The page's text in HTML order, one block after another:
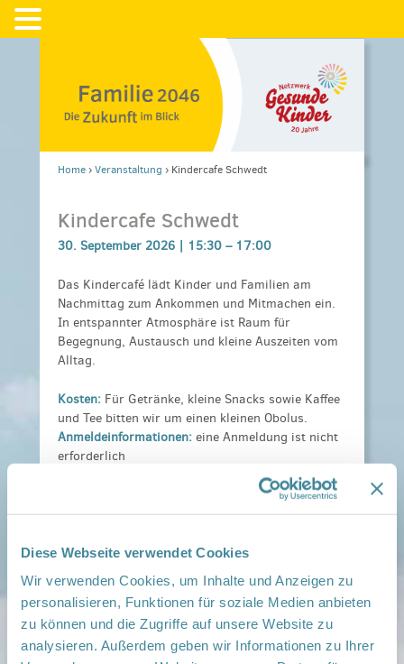
Diese Webseite verwendet Cookies
Wir verwenden Cookies, um Inhalte und Anzeigen zu
personalisieren, Funktionen für soziale Medien anbieten
zu können und die Zugriffe auf unsere Website zu
analysieren. Außerdem geben wir Informationen zu Ihrer
Home›Veranstaltung › Kindercafe Schwedt
Kindercafe Schwedt
30. September 2026 | 15:30 – 17:00
Das Kindercafé lädt Kinder und Familien am
Nachmittag zum Ankommen und Mitmachen ein.
In entspannter Atmosphäre ist Raum für
Begegnung, Austausch und kleine Auszeiten vom
Alltag.
Kosten: Für Getränke, kleine Snacks sowie Kaffee
und Tee bitten wir um einen kleinen Obolus.
Anmeldeinformationen: eine Anmeldung ist nicht
erforderlich
MehrGenerationenHaus im Lindenquartier,
› auf Google Maps anzeigen
teilen
Weitere Infos: